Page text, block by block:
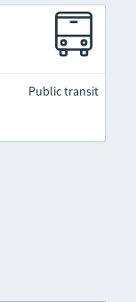
Public transit